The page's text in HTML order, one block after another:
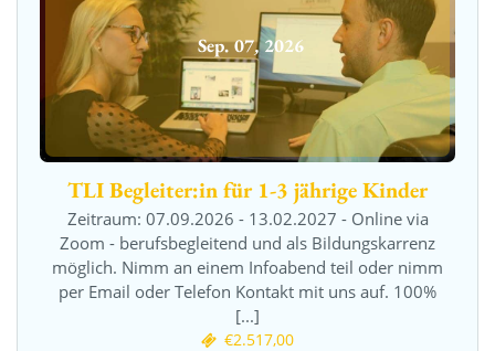
Sep. 07, 2026
TLI Begleiter:in für 1-3 jährige Kinder
Zeitraum: 07.09.2026 - 13.02.2027 - Online via
Zoom - berufsbegleitend und als Bildungskarrenz
möglich. Nimm an einem Infoabend teil oder nimm
per Email oder Telefon Kontakt mit uns auf. 100%
[...]
€2.517,00